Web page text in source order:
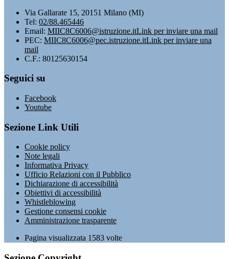
Via Gallarate 15, 20151 Milano (MI)
Tel: 02/88.465446
Email: MIIC8C6006@istruzione.itLink per inviare una mail
PEC: MIIC8C6006@pec.istruzione.itLink per inviare una
mail
C.F.: 80125630154
Seguici su
Facebook
Youtube
Sezione Link Utili
Cookie policy
Note legali
Informativa Privacy
Ufficio Relazioni con il Pubblico
Dichiarazione di accessibilità
Obiettivi di accessibilità
Whistleblowing
Gestione consensi cookie
Amministrazione trasparente
Pagina visualizzata 1583 volte